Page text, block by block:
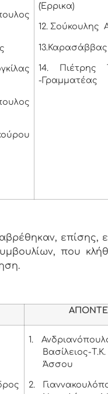
(Έρρικα)
12. Σούκουλης
14. Πιέτρης
-Γραμματέας
επίσης,
που
1.
Βασίλειος-
Άσσου
2.